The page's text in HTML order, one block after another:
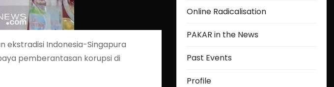
ekstradisi Indonesia-Singapura
pemberantasan korupsi di
Online Radicalisation
PAKAR in the News
Past Events
Profile